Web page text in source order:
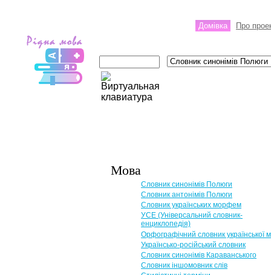
Домівка Про
Мова
Словник синонімів Полюги
Словник антонімів Полюги
Словник українських морфем
УСЕ (Універсальний словник-
енциклопедія)
Орфографічний словник української
Українсько-російський словник
Словник синонімів Караванського
Словник іншомовник слів